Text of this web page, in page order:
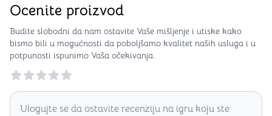
Ocenite proizvod
Budite slobodni da nam ostavite Vaše mišljenje i utiske kako
bismo bili u mogućnosti da poboljšamo kvalitet naših usluga i u
potpunosti ispunimo Vaša očekivanja.
Reviews
Ulogujte se da ostavite recenziju na igru koju ste